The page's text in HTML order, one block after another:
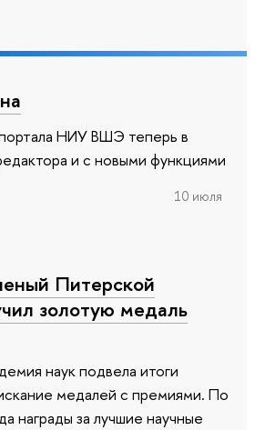
НИУ ВШЭ теперь в
и с новыми функциями
10 июля
Питерской
золотую медаль
наук подвела итоги
медалей с премиями. По
награды за лучшие научные